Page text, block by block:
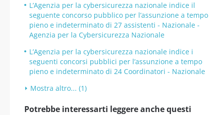
L’Agenzia per la cybersicurezza nazionale indice il
seguente concorso pubblico per l’assunzione a tempo
pieno e indeterminato di 27 assistenti - Nazionale -
Agenzia per la Cybersicurezza Nazionale
L’Agenzia per la cybersicurezza nazionale indice i
seguenti concorsi pubblici per l’assunzione a tempo
pieno e indeterminato di 24 Coordinatori - Nazionale
Mostra altro... (1)
Potrebbe interessarti leggere anche questi